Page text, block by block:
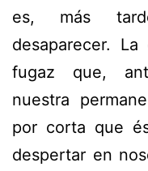
es, más
desaparecer.
fugaz que,
nuestra
por corta que
despertar en